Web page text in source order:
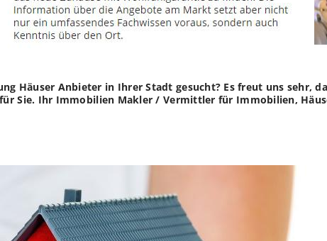
Häuser Anbieter in Ihrer Stadt gesucht? Es freut uns sehr,
Sie. Ihr Immobilien Makler / Vermittler für Immobilien,